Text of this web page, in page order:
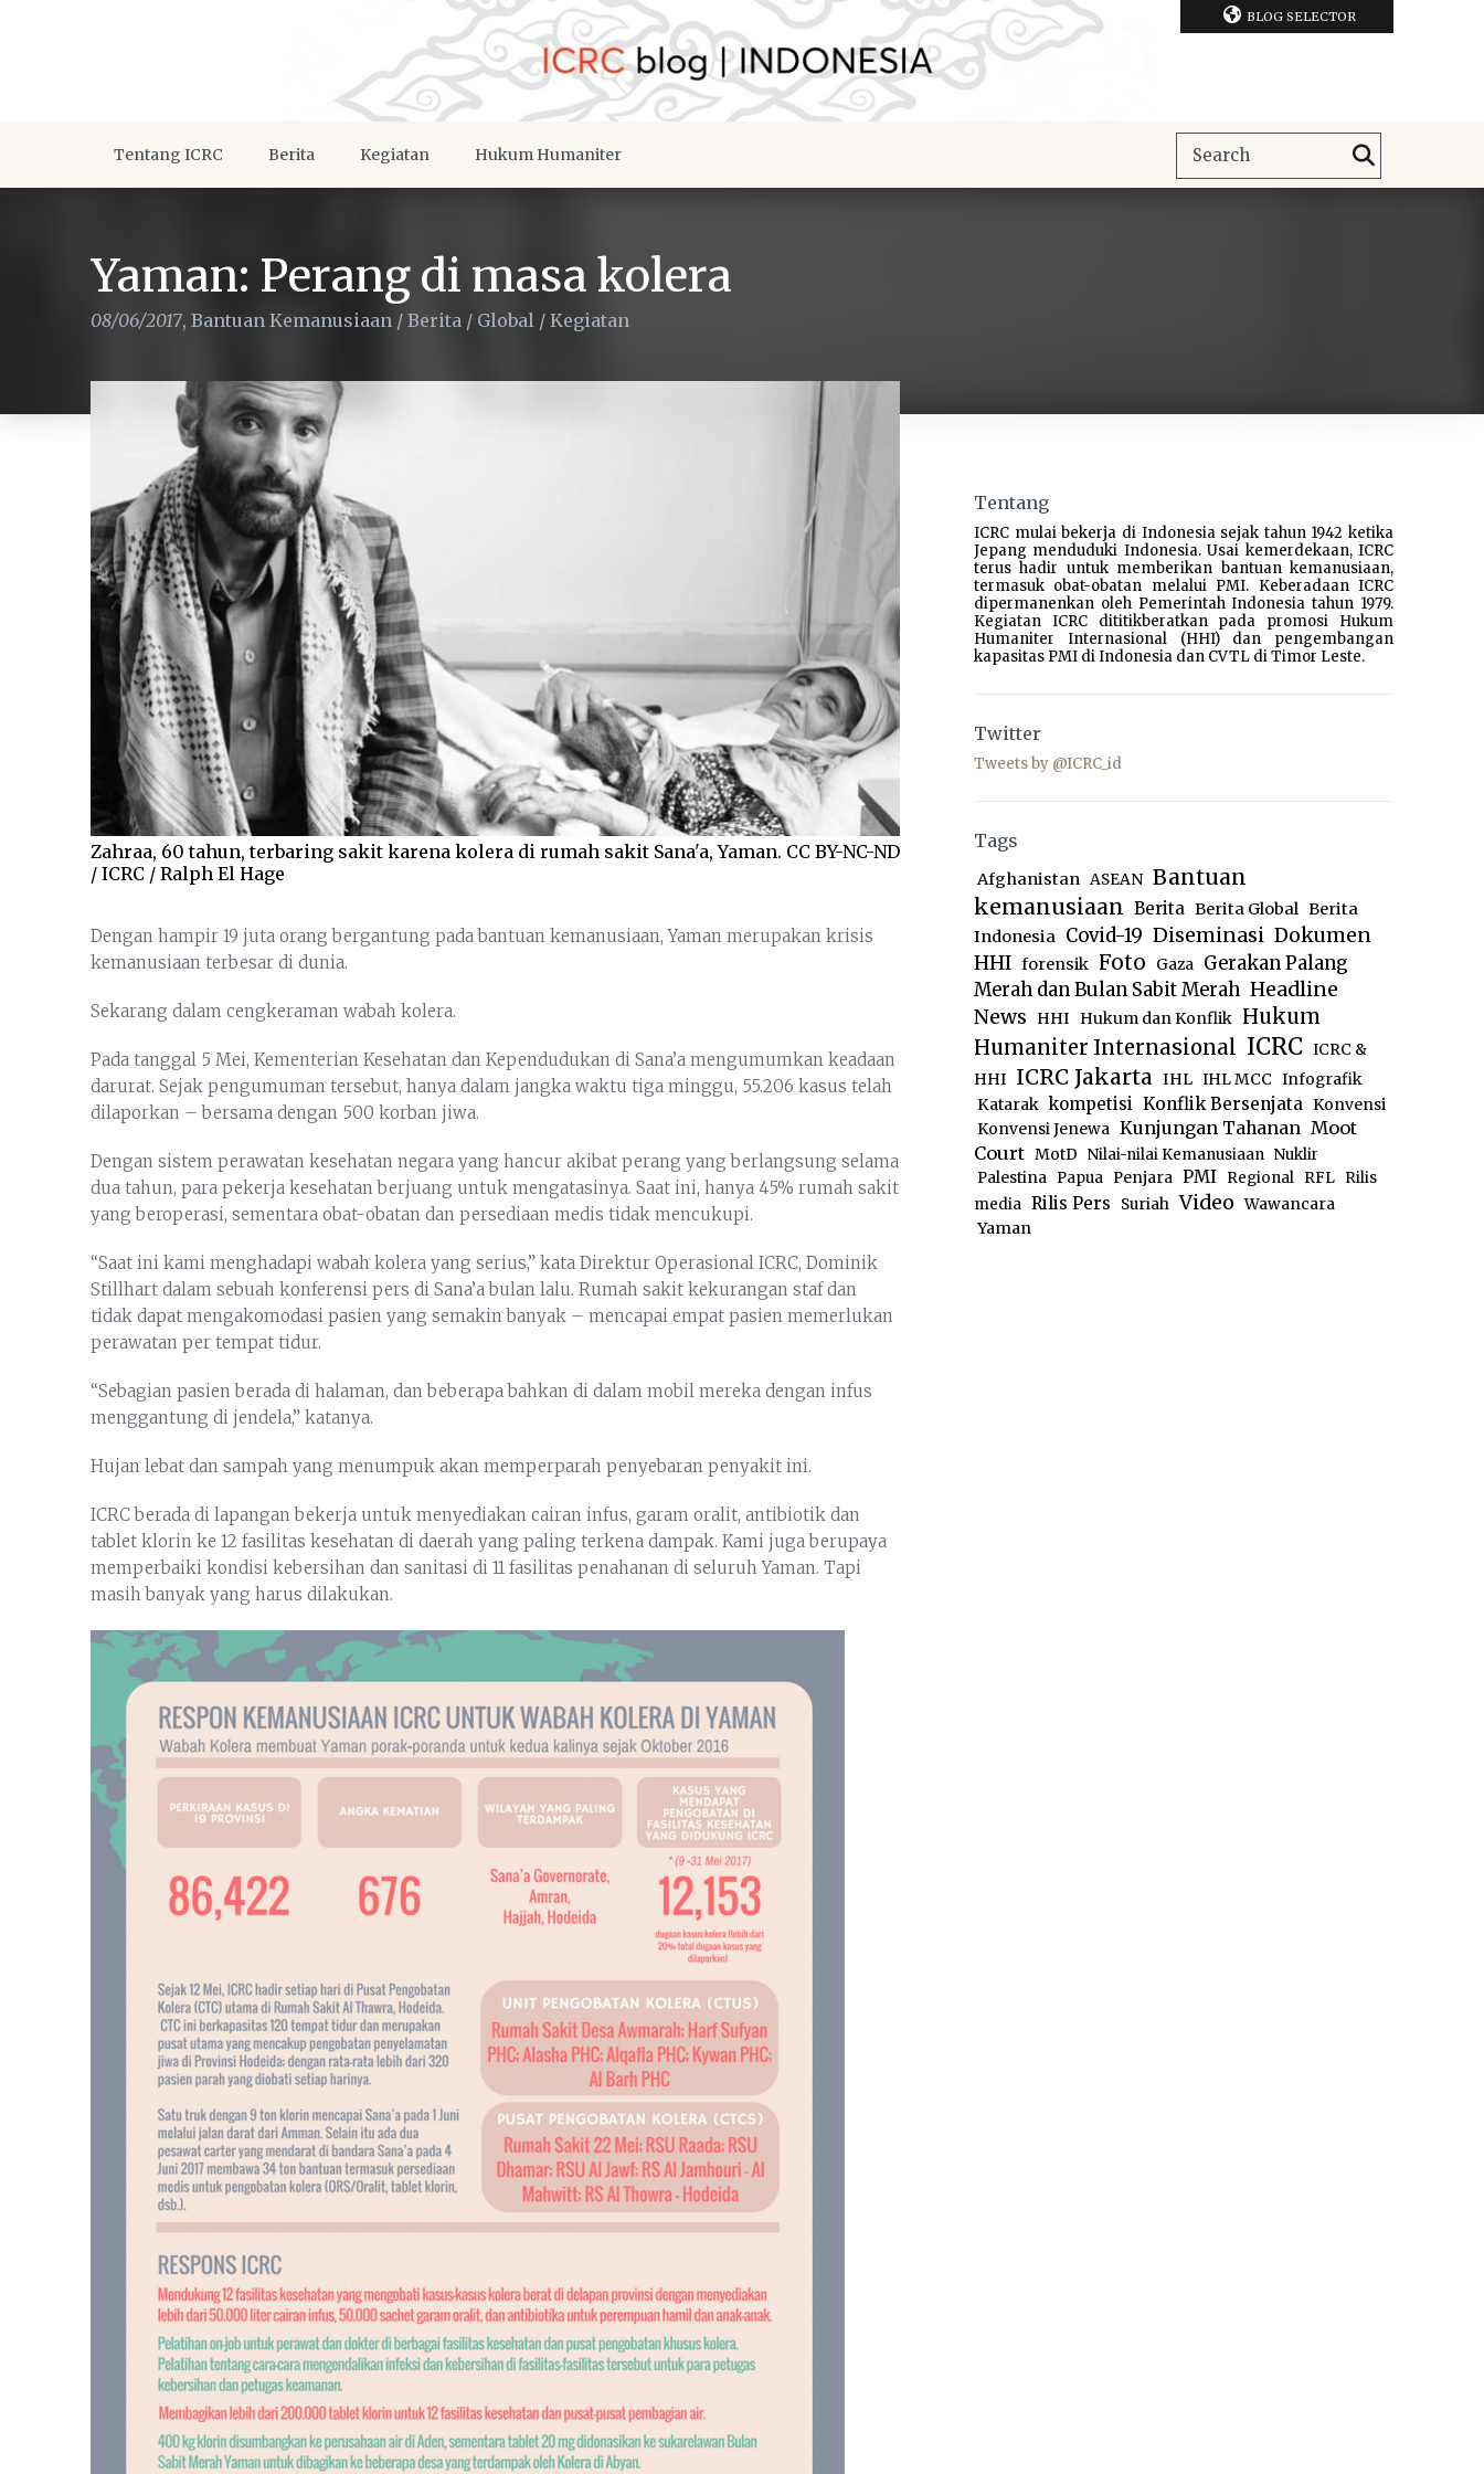
BLOG SELECTOR
Tentang ICRC Berita Kegiatan Hukum Humaniter
Yaman: Perang di masa kolera
08/06/2017, Bantuan Kemanusiaan / Berita / Global / Kegiatan
Zahraa, 60 tahun, terbaring sakit karena kolera di rumah sakit Sana'a, Yaman. CC BY-NC-ND
/ ICRC / Ralph El Hage
Dengan hampir 19 juta orang bergantung pada bantuan kemanusiaan, Yaman merupakan krisis
kemanusiaan terbesar di dunia.
Sekarang dalam cengkeraman wabah kolera.
Pada tanggal 5 Mei, Kementerian Kesehatan dan Kependudukan di Sana’a mengumumkan keadaan
darurat. Sejak pengumuman tersebut, hanya dalam jangka waktu tiga minggu, 55.206 kasus telah
dilaporkan – bersama dengan 500 korban jiwa.
Dengan sistem perawatan kesehatan negara yang hancur akibat perang yang berlangsung selama
dua tahun, para pekerja kesehatan berjuang untuk mengatasinya. Saat ini, hanya 45% rumah sakit
yang beroperasi, sementara obat-obatan dan persediaan medis tidak mencukupi.
“Saat ini kami menghadapi wabah kolera yang serius,” kata Direktur Operasional ICRC, Dominik
Stillhart dalam sebuah konferensi pers di Sana’a bulan lalu. Rumah sakit kekurangan staf dan
tidak dapat mengakomodasi pasien yang semakin banyak – mencapai empat pasien memerlukan
perawatan per tempat tidur.
“Sebagian pasien berada di halaman, dan beberapa bahkan di dalam mobil mereka dengan infus
menggantung di jendela,” katanya.
Hujan lebat dan sampah yang menumpuk akan memperparah penyebaran penyakit ini.
ICRC berada di lapangan bekerja untuk menyediakan cairan infus, garam oralit, antibiotik dan
tablet klorin ke 12 fasilitas kesehatan di daerah yang paling terkena dampak. Kami juga berupaya
memperbaiki kondisi kebersihan dan sanitasi di 11 fasilitas penahanan di seluruh Yaman. Tapi
masih banyak yang harus dilakukan.
Tentang
ICRC mulai bekerja di Indonesia sejak tahun 1942 ketika
Jepang menduduki Indonesia. Usai kemerdekaan, ICRC
terus hadir untuk memberikan bantuan kemanusiaan,
termasuk obat-obatan melalui PMI. Keberadaan ICRC
dipermanenkan oleh Pemerintah Indonesia tahun 1979.
Kegiatan ICRC dititikberatkan pada promosi Hukum
Humaniter Internasional (HHI) dan pengembangan
kapasitas PMI di Indonesia dan CVTL di Timor Leste.
Twitter
Tweets by @ICRC_id
Tags
Afghanistan ASEAN Bantuan
kemanusiaan Berita Berita Global Berita
Indonesia Covid-19 Diseminasi Dokumen
HHI forensik Foto Gaza Gerakan Palang
Merah dan Bulan Sabit Merah Headline
News
HHI Hukum dan Konflik Hukum
Humaniter Internasional ICRC ICRC &
HHI ICRC Jakarta IHL IHL MCC Infografik
Katarak kompetisi Konflik Bersenjata Konvensi
Konvensi Jenewa Kunjungan Tahanan Moot
Court MotD Nilai-nilai Kemanusiaan Nuklir
Palestina
Papua Penjara PMI Regional RFL
Rilis
media Rilis Pers Suriah Video Wawancara
Yaman